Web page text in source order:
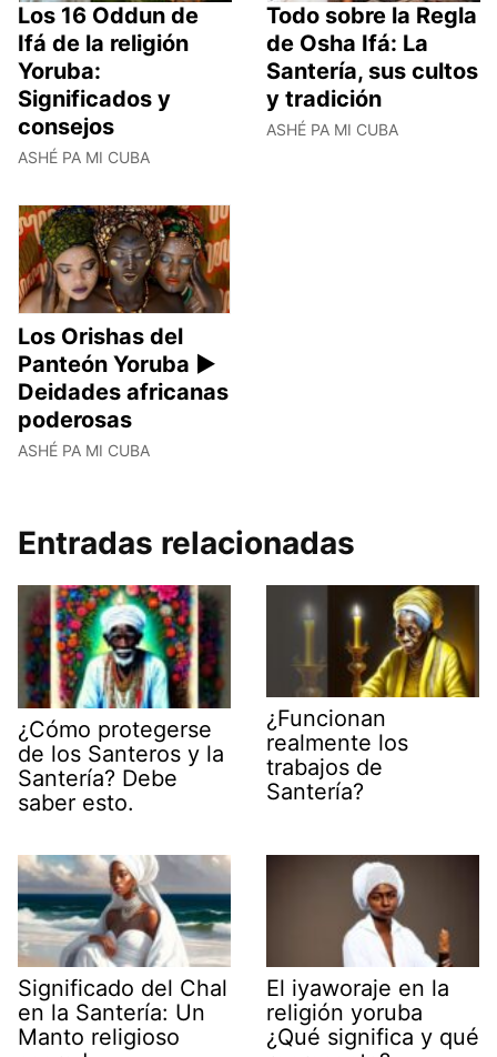
Los 16 Oddun de
Ifá de la religión
Yoruba:
Significados y
consejos
ASHÉ PA MI CUBA
Todo sobre la Regla
de Osha Ifá: La
Santería, sus cultos
y tradición
ASHÉ PA MI CUBA
Los Orishas del
Panteón Yoruba ►
Deidades africanas
poderosas
ASHÉ PA MI CUBA
Entradas relacionadas
¿Cómo protegerse
de los Santeros y la
Santería? Debe
saber esto.
¿Funcionan
realmente los
trabajos de
Santería?
Significado del Chal
en la Santería: Un
Manto religioso
El iyaworaje en la
religión yoruba
¿Qué significa y qué